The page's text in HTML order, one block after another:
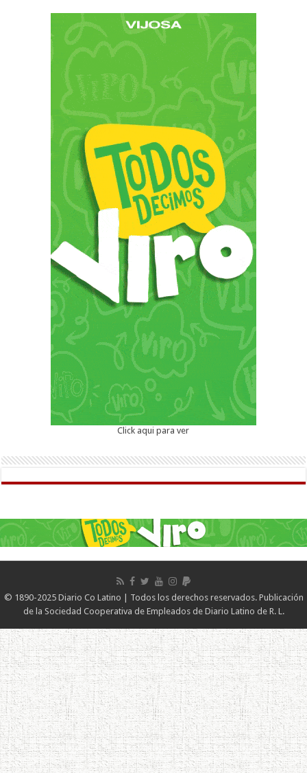
Click aqui para ver
© 1890-2025 Diario Co Latino | Todos los derechos reservados. Publicación
de la Sociedad Cooperativa de Empleados de Diario Latino de R. L.